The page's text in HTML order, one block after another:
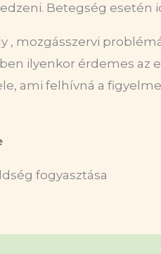
Betegség esetén
, mozgásszervi
ilyenkor érdemes az
ami felhívná a
fogyasztása